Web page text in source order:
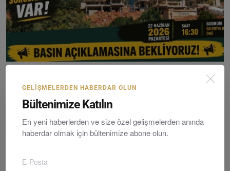
MUÇEP Belediye Başkanına Sorularını Meydanda Soracak
EditörSunday, Hazirane 21, 2026 0
GELIŞMELERDEN HABERDAR OLUN
Bültenimize Katılın
En yeni haberlerden ve size özel gelişmelerden anında
haberdar olmak için bültenimize abone olun.